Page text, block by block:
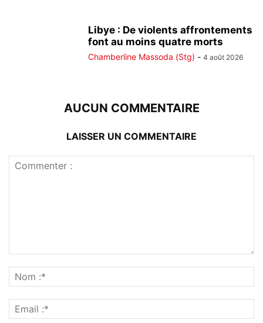
Libye : De violents affrontements
font au moins quatre morts
Chamberline Massoda (Stg) - 4 août 2026
AUCUN COMMENTAIRE
LAISSER UN COMMENTAIRE